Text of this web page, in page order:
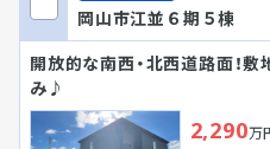
岡山市江並６期５棟
開放的な南西・北西道路面！
み♪
2,290万